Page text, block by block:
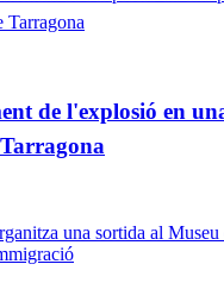
de l'explosió en